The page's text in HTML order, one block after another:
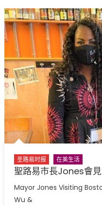
执掌密苏里植物园近四十
合作 Peter Raven 博士逝
一晃三十年，初夏又相逢
园“中华日三十周年特别报
筝声与琴韵交汇：刘励(Li
与钢琴的精彩对话
圣路易时报 在美生活
聖路易市長Jones會
Mayor Jones Visiting
Wu &